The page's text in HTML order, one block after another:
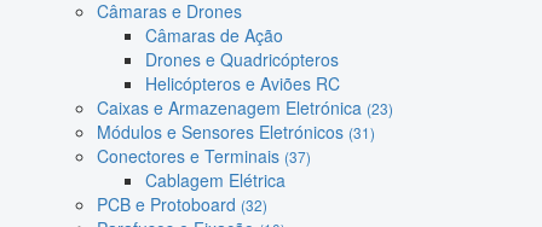
Câmaras e Drones
Câmaras de Ação
Drones e Quadricópteros
Helicópteros e Aviões RC
Caixas e Armazenagem Eletrónica (23)
Módulos e Sensores Eletrónicos (31)
Conectores e Terminais (37)
Cablagem Elétrica
PCB e Protoboard (32)